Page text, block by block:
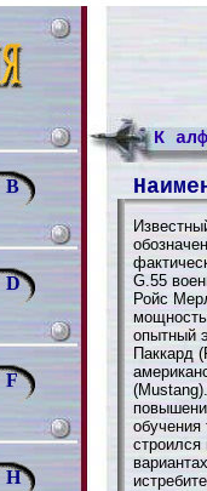
B
D
F
H
К
G.55
Ройс
опытный
Паккард